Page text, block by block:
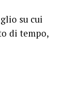
su cui
di tempo,